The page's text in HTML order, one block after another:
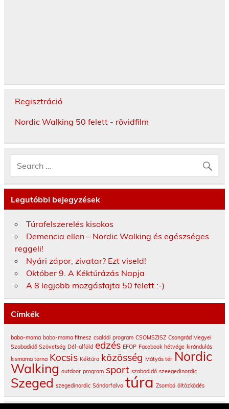
Regisztráció
Nordic Walking 50 felett - rövidfilm
Legutóbbi bejegyzések
Túrafelszerelés kisokos
Demencia ellen – Nordic Walking és egészséges
reggeli!
Nyári zápor, zivatar? Ezt viseld!
Október 9. A Kéktúrázás Napja
A 8 legjobb mozgásfajta 50 felett :-)
Címkék
baba-mama baba-mama fitnesz családi program CSOMSZISZ Csongrád Megyei
Szabadidő Szövetség Dél-alföld edzés EFOP Facebook hétvége kirándulás
kismama torna Kocsis Kéktúra közösség Mátyás tér Nordic
Walking outdoor program sport szabadidő szeegedinordic
Szeged szegedinordic Sándorfalva túra Zsombó öltözködés